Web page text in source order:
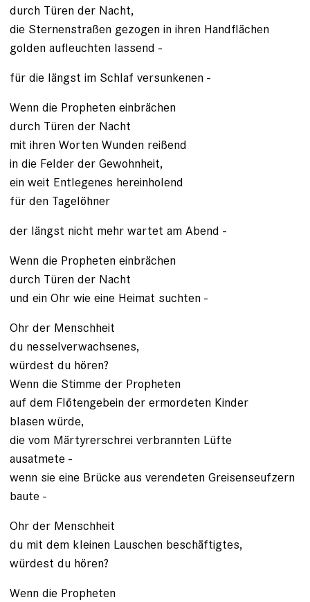
durch Türen der Nacht,
die Sternenstraßen gezogen in ihren Handflächen
golden aufleuchten lassend -
für die längst im Schlaf versunkenen -
Wenn die Propheten einbrächen
durch Türen der Nacht
mit ihren Worten Wunden reißend
in die Felder der Gewohnheit,
ein weit Entlegenes hereinholend
für den Tagelöhner
der längst nicht mehr wartet am Abend -
Wenn die Propheten einbrächen
durch Türen der Nacht
und ein Ohr wie eine Heimat suchten -
Ohr der Menschheit
du nesselverwachsenes,
würdest du hören?
Wenn die Stimme der Propheten
auf dem Flötengebein der ermordeten Kinder
blasen würde,
die vom Märtyrerschrei verbrannten Lüfte
ausatmete -
wenn sie eine Brücke aus verendeten Greisenseufzern
baute -
Ohr der Menschheit
du mit dem kleinen Lauschen beschäftigtes,
würdest du hören?
Wenn die Propheten